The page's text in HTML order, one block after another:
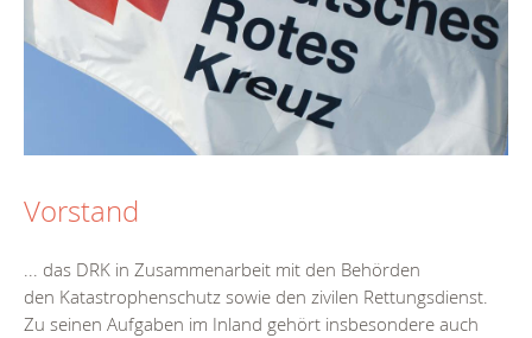
Vorstand
... das DRK in Zusammenarbeit mit den Behörden
den Katastrophenschutz sowie den zivilen Rettungsdienst.
Zu seinen Aufgaben im Inland gehört insbesondere auch